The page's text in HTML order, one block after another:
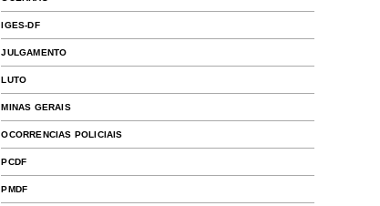
IGES-DF
JULGAMENTO
LUTO
MINAS GERAIS
OCORRENCIAS POLICIAIS
PCDF
PMDF